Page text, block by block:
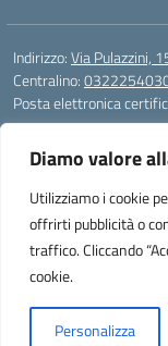
Diamo valore
Utilizziamo i cookie
offrirti pubblicità o
traffico. Cliccando
cookie.
Personalizza
Indirizzo:Via Pulazzini,
Centralino:
Posta elettronica
Codice meccanografico:
Codice Indice delle
Codice unico di